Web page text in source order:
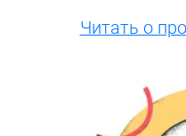
Читать о